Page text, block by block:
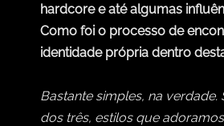
hardcore e até algumas
Como foi o processo de
identidade própria dentro
Bastante simples, na verdade.
dos três, estilos que